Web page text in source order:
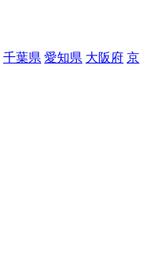
千葉県 愛知県 大阪府 京